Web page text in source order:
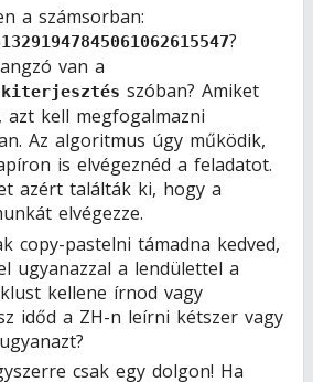
a számsorban:
?
van a
kiterjesztés szóban? Amiket
azt kell megfogalmazni
Az algoritmus úgy működik,
is elvégeznéd a feladatot.
azért találták ki, hogy a
elvégezze.
copy-pastelni támadna kedved,
ugyanazzal a lendülettel a
kellene írnod vagy
időd a ZH-n leírni kétszer vagy
csak egy dolgon! Ha